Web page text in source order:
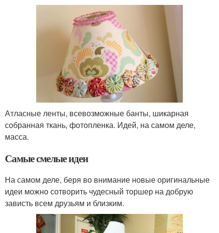
Атласные ленты, всевозможные банты, шикарная
собранная ткань, фотопленка. Идей, на самом деле,
масса.
Самые смелые идеи
На самом деле, беря во внимание новые оригинальные
идеи можно сотворить чудесный торшер на добрую
зависть всем друзьям и близким.